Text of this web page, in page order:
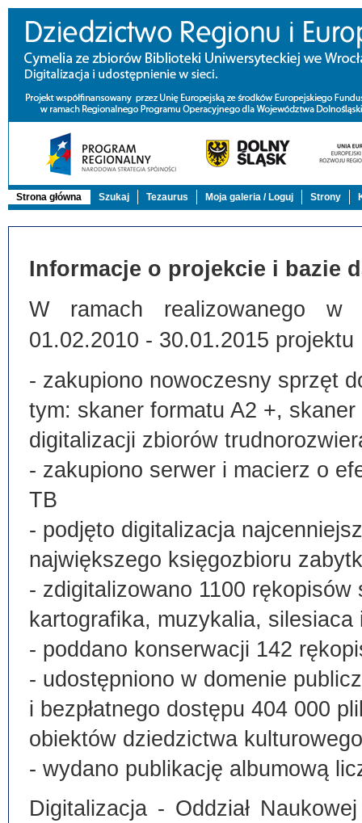
Strona główna Szukaj Tezaurus Moja galeria / Loguj Strony
Informacje o projekcie i bazie
W ramach realizowanego w
01.02.2010 - 30.01.2015 projektu
- zakupiono nowoczesny sprzęt
tym: skaner formatu A2 +,
digitalizacji zbiorów
- zakupiono serwer i macierz o
TB
- podjęto digitalizacja
największego księgozbioru
- zdigitalizowano 1100
kartografika, muzykalia, silesiaca
- poddano konserwacji 142
- udostępniono w domenie
i bezpłatnego dostępu 404 000
obiektów dziedzictwa kulturowego
- wydano publikację albumową
Digitalizacja - Oddział